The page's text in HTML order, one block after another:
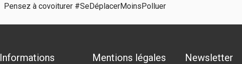
Pensez à covoiturer #SeDéplacerMoinsPolluer
Informations Mentions légales Newsletter